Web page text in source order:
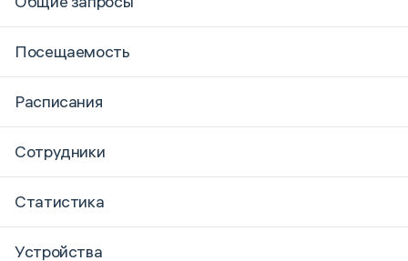
Посещаемость
Расписания
Сотрудники
Статистика
Устройства